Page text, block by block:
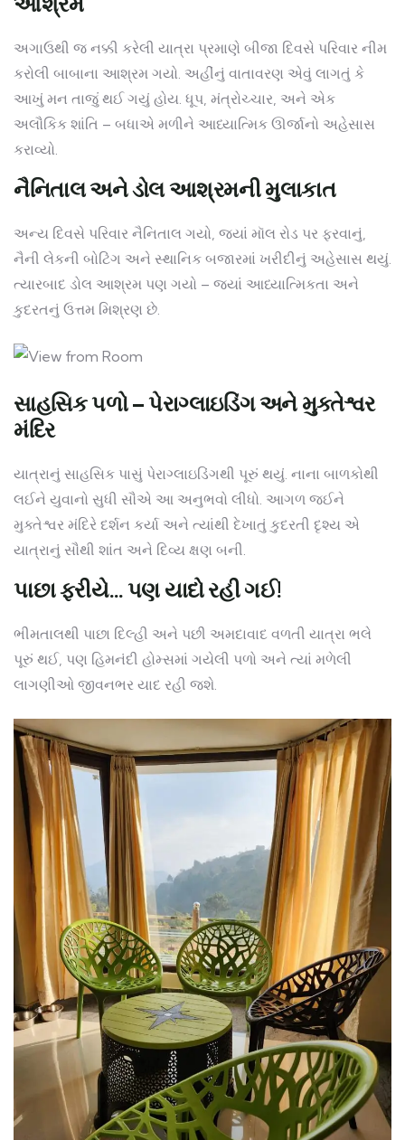
અગાઉથી જ નક્કી કરેલી યાત્રા પ્રમાણે બીજા દિવસે પરિવાર નીમ
કરોલી બાબાના આશ્રમ ગયો. અહીંનું વાતાવરણ એવું લાગતું કે
આખું મન તાજું થઈ ગયું હોય. ધૂપ, મંત્રોચ્ચાર, અને એક
અલૌકિક શાંતિ – બધાએ મળીને આધ્યાત્મિક ઊર્જાનો અહેસાસ
કરાવ્યો.
નૈનિતાલ અને ડોલ આશ્રમની મુલાકાત
અન્ય દિવસે પરિવાર નૈનિતાલ ગયો, જ્યાં મૉલ રોડ પર ફરવાનું,
નૈની લેકની બોટિંગ અને સ્થાનિક બજારમાં ખરીદીનું અહેસાસ થયું.
ત્યારબાદ ડોલ આશ્રમ પણ ગયો – જ્યાં આધ્યાત્મિકતા અને
કુદરતનું ઉત્તમ મિશ્રણ છે.
સાહસિક પળો – પેરાગ્લાઇડિંગ અને મુક્તેશ્વર
મંદિર
યાત્રાનું સાહસિક પાસું પેરાગ્લાઇડિંગથી પૂરું થયું. નાના બાળકોથી
લઈને યુવાનો સુધી સૌએ આ અનુભવો લીધો. આગળ જઈને
મુક્તેશ્વર મંદિરે દર્શન કર્યા અને ત્યાંથી દેખાતું કુદરતી દૃશ્ય એ
યાત્રાનું સૌથી શાંત અને દિવ્ય ક્ષણ બની.
પાછા ફરીયે… પણ યાદો રહી ગઈ!
ભીમતાલથી પાછા દિલ્હી અને પછી અમદાવાદ વળતી યાત્રા ભલે
પૂરું થઈ, પણ હિમનંદી હોમ્સમાં ગયેલી પળો અને ત્યાં મળેલી
લાગણીઓ જીવનભર યાદ રહી જશે.